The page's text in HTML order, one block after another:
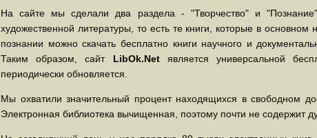
На сайте мы сделали два раздела - "Творчество" и
художественной литературы, то есть те книги, которые в
познании можно скачать бесплатно книги научного и
Таким образом, сайт LibOk.Netявляется универсальной
периодически обновляется.
Мы охватили значительный процент находящихся в свободном
Электронная библиотека вычищенная, поэтому почти не содержит